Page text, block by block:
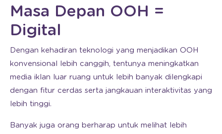
Masa Depan OOH =
Digital
Dengan kehadiran teknologi yang menjadikan OOH
konvensional lebih canggih, tentunya meningkatkan
media iklan luar ruang untuk lebih banyak dilengkapi
dengan fitur cerdas serta jangkauan interaktivitas yang
lebih tinggi.
Banyak juga orang berharap untuk melihat lebih